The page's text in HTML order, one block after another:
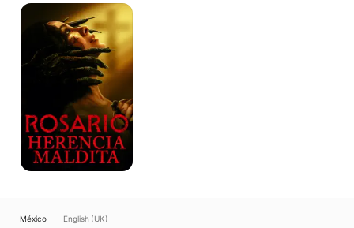
Rosario:
Herencia
México English (UK)